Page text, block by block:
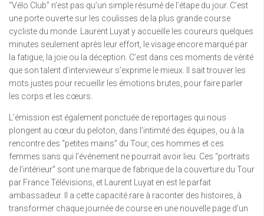
“Vélo Club” n’est pas qu’un simple résumé de l’étape du jour. C’est
une porte ouverte sur les coulisses de la plus grande course
cycliste du monde. Laurent Luyat y accueille les coureurs quelques
minutes seulement après leur effort, le visage encore marqué par
la fatigue, la joie ou la déception. C’est dans ces moments de vérité
que son talent d’intervieweur s’exprime le mieux. Il sait trouver les
mots justes pour recueillir les émotions brutes, pour faire parler
les corps et les cœurs.
L’émission est également ponctuée de reportages qui nous
plongent au cœur du peloton, dans l’intimité des équipes, ou à la
rencontre des “petites mains” du Tour, ces hommes et ces
femmes sans qui l’événement ne pourrait avoir lieu. Ces “portraits
de l’intérieur” sont une marque de fabrique de la couverture du Tour
par France Télévisions, et Laurent Luyat en est le parfait
ambassadeur. Il a cette capacité rare à raconter des histoires, à
transformer chaque journée de course en une nouvelle page d’un